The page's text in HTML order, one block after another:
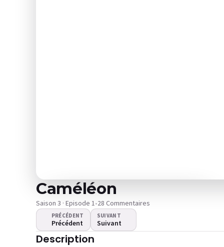
La vidéo ne se lance pas ?
Caméléon
Saison 3 · Episode 1•28 Commentaires
PRÉCÉDENT
Précédent
SUIVANT
Suivant
Description